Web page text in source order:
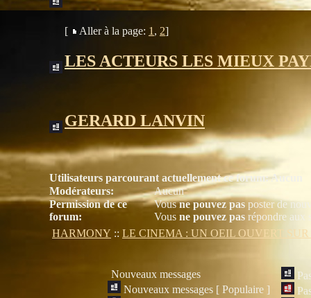
[ Aller à la page: 1 , 2]
LES ACTEURS LES MIEUX
GERARD LANVIN
Utilisateurs parcourant actuellement ce forum: Aucun
Modérateurs:
Aucun
Permission de ce
forum:
Vousne pouvez pas poster de
Vous ne pouvez pas répondre aux
HARMONY :: LE CINEMA : UN OEIL OUVERT
Nouveaux messages
Nouveaux messages [ Populaire ]